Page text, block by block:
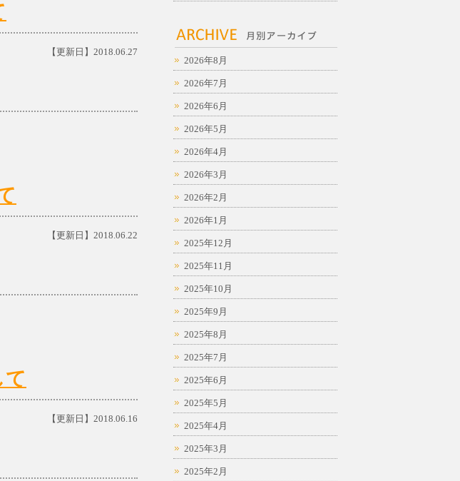
【更新日】2018.06.27
【更新日】2018.06.22
て
【更新日】2018.06.16
2026年8月
2026年7月
2026年6月
2026年5月
2026年4月
2026年3月
2026年2月
2026年1月
2025年12月
2025年11月
2025年10月
2025年9月
2025年8月
2025年7月
2025年6月
2025年5月
2025年4月
2025年3月
2025年2月